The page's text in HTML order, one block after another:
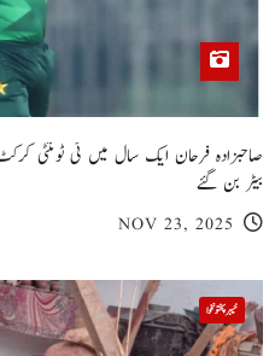
بیٹر بن گئے
NOV 23, 2025
خیبر پختونخوا